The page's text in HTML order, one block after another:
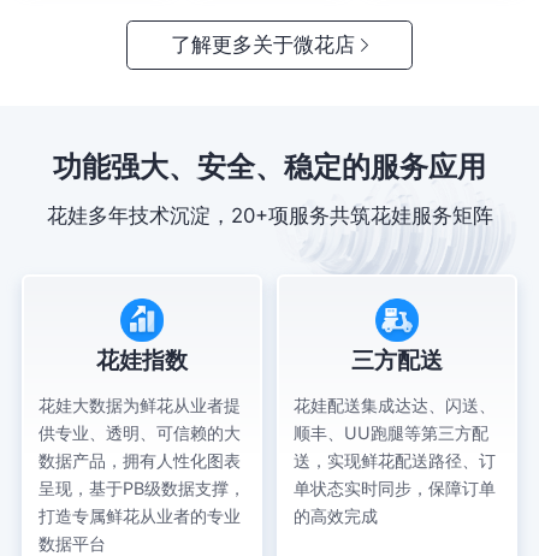
了解更多关于微花店
功能强大、安全、稳定的服务应用
花娃多年技术沉淀，20+项服务共筑花娃服务矩阵
花娃指数
花娃大数据为鲜花从业者提
供专业、透明、可信赖的大
数据产品，拥有人性化图表
呈现，基于PB级数据支撑，
打造专属鲜花从业者的专业
数据平台
三方配送
花娃配送集成达达、闪送、
顺丰、UU跑腿等第三方配
送，实现鲜花配送路径、订
单状态实时同步，保障订单
的高效完成